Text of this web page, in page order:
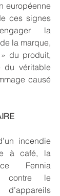
européenne
ces signes
la
la marque,
du produit,
du véritable
causé
incendie
à café, la
Fennia
contre le